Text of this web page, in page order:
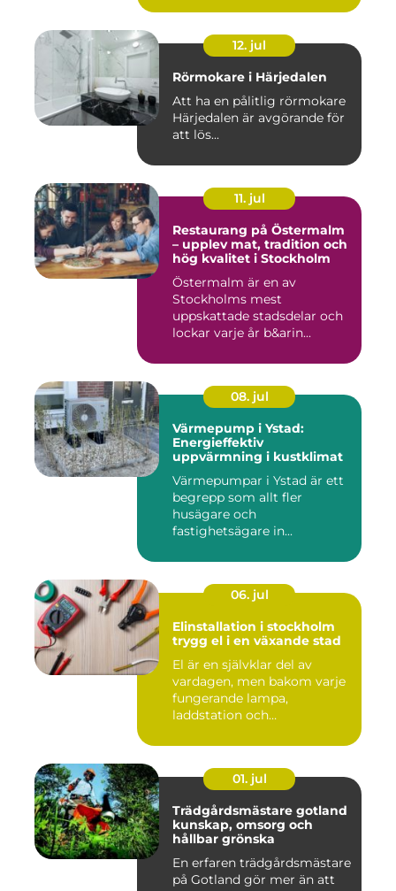
12. jul
Rörmokare i Härjedalen
Att ha en pålitlig rörmokare
Härjedalen är avgörande för
att lös...
11. jul
Restaurang på Östermalm
– upplev mat, tradition och
hög kvalitet i Stockholm
Östermalm är en av
Stockholms mest
uppskattade stadsdelar och
lockar varje år b&arin...
08. jul
Värmepump i Ystad:
Energieffektiv
uppvärmning i kustklimat
Värmepumpar i Ystad är ett
begrepp som allt fler
husägare och
fastighetsägare in...
06. jul
Elinstallation i stockholm
trygg el i en växande stad
El är en självklar del av
vardagen, men bakom varje
fungerande lampa,
laddstation och
01. jul
Trädgårdsmästare gotland
kunskap, omsorg och
hållbar grönska
En erfaren trädgårdsmästare
på Gotland gör mer än att